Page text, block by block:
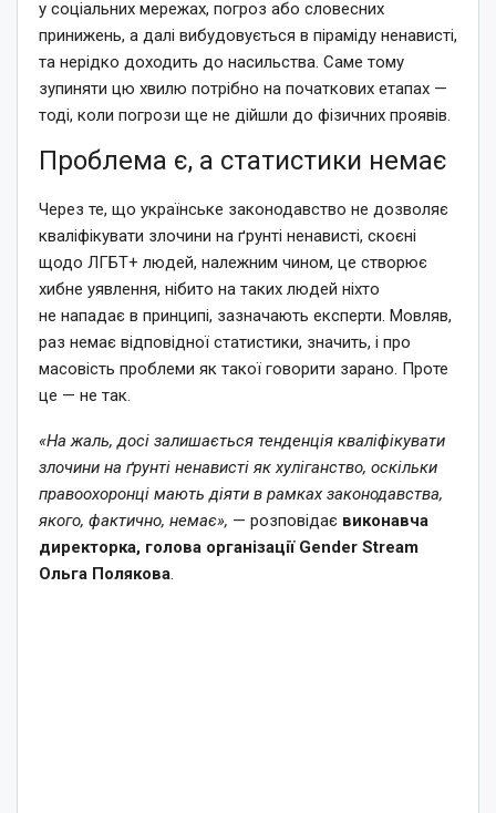
у соціальних мережах, погроз або словесних
принижень, а далі вибудовується в піраміду ненависті,
та нерідко доходить до насильства. Саме тому
зупиняти цю хвилю потрібно на початкових етапах —
тоді, коли погрози ще не дійшли до фізичних проявів.
Проблема є, а статистики немає
Через те, що українське законодавство не дозволяє
кваліфікувати злочини на ґрунті ненависті, скоєні
щодо ЛГБТ+ людей, належним чином, це створює
хибне уявлення, нібито на таких людей ніхто
не нападає в принципі, зазначають експерти. Мовляв,
раз немає відповідної статистики, значить, і про
масовість проблеми як такої говорити зарано. Проте
це — не так.
«На жаль, досі залишається тенденція кваліфікувати
злочини на ґрунті ненависті як хуліганство, оскільки
правоохоронці мають діяти в рамках законодавства,
якого, фактично, немає», — розповідає виконавча
директорка, голова організації Gender Stream
Ольга Полякова.